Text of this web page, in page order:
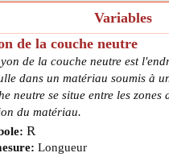
Variables
de la couche neutre
de la couche neutre est
dans un matériau soumis à
neutre se situe entre les zones
du matériau.
R
Longueur